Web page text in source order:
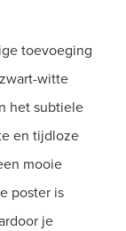
toevoeging
witte
het subtiele
en tijdloze
mooie
poster is
je